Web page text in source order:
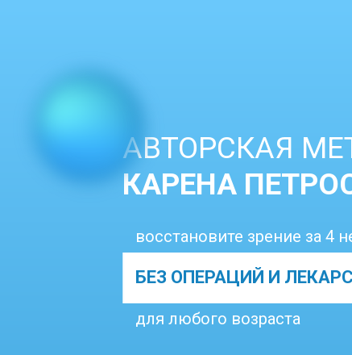
АВТОРСКАЯ
КАРЕНА
восстановите зрение за 4
БЕЗ ОПЕРАЦИЙ И
для любого возраста